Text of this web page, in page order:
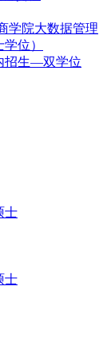
学院大数据管理
位）
招生—双学位
士
士